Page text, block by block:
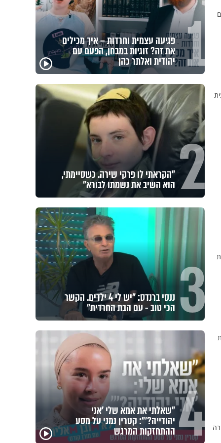
1 מזוזות, ציציות וספרים מחזקים:
המיזם שיביא שמירה רוחנית לאלפי
חיילי צה"ל
2 לזיווגים, שלום בית וישועות: המשדר
העולמי של ט"ו באב
3 אחי, מחכים רק לך: יום התפילין
העולמי מגיע לתל אביב
4 מה הסיכוי להתחתן בגיל 37? הפעולה
שסיימה עשור של אכזבות והובילה
לחופה
באיזה ארץ לומדים יותר